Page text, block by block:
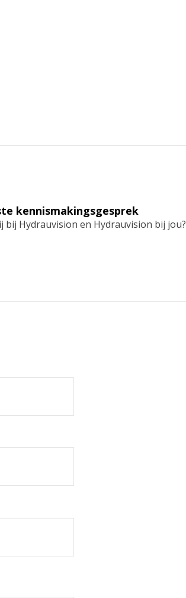
kennismakingsgesprek
bij Hydrauvision en Hydrauvision bij jou?